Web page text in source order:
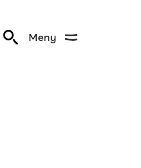
Meny